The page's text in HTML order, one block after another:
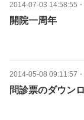
2014-07-03 14:58:55 ・
開院一周年
2014-05-08 09:11:57 ・
問診票のダウン